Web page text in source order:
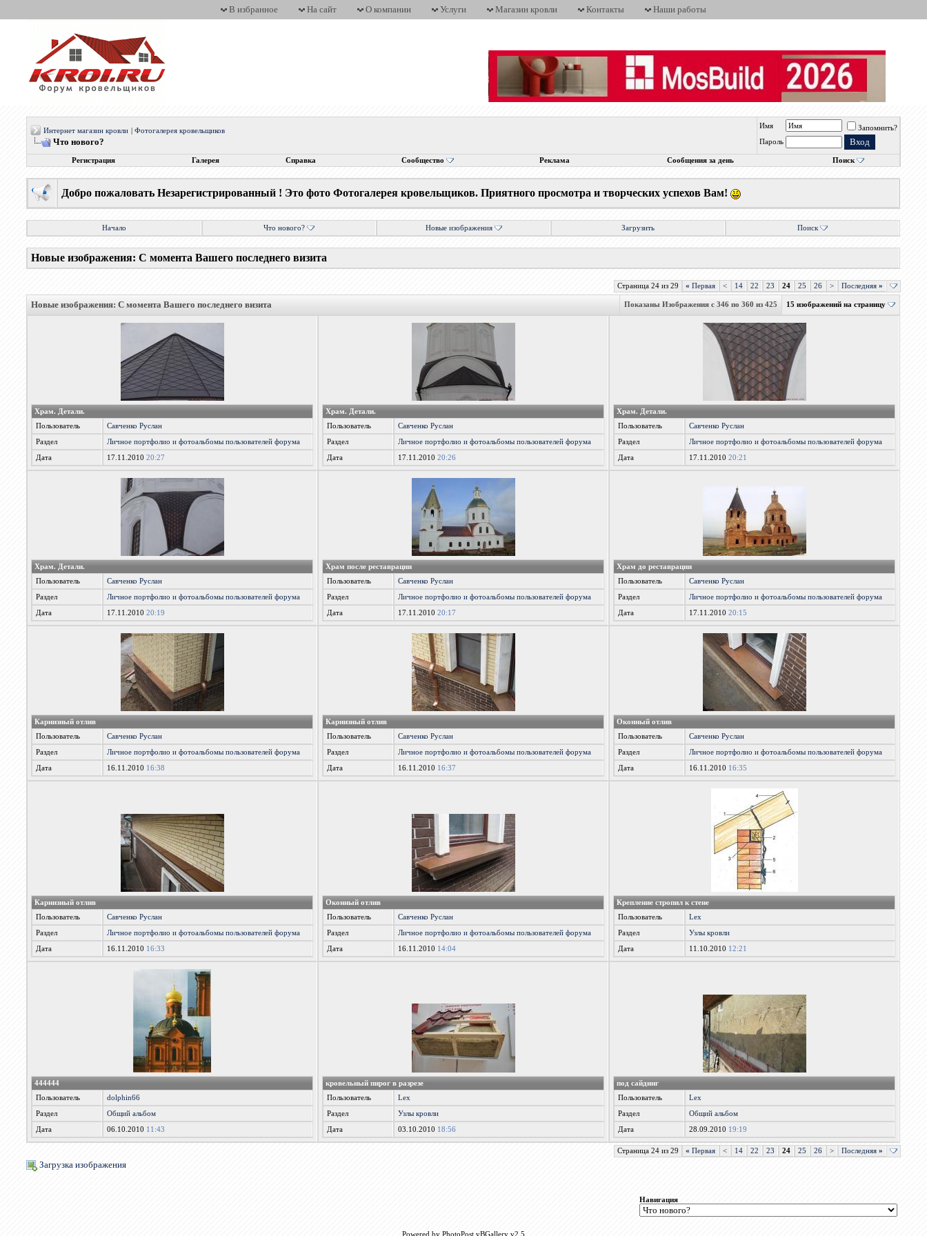
В избранное На сайт О компании Услуги Магазин кровли Контакты Наши работы
Интернет магазин кровли |Фотогалерея кровельщиков
Что нового?
Имя
Запомнить?
Пароль
Регистрация Галерея Справка Сообщество Реклама Сообщения за день Поиск
Добро пожаловать Незарегистрированный ! Это фото Фотогалерея кровельщиков. Приятного просмотра и творческих успехов Вам!
Начало Что нового? Новые изображения Загрузить Поиск
Новые изображения: С момента Вашего последнего визита
Страница 24 из 29 « Первая < 14 22 23 24 25 26 > Последняя »
Новые изображения: С момента Вашего последнего визита Показаны Изображения с 346 по 360 из 425 15 изображений на страницу
Храм. Детали.
Пользователь
Савченко Руслан
Раздел Личное портфолио и фотоальбомы пользователей форума
Дата 17.11.201020:27
Храм. Детали.
Пользователь
Савченко Руслан
Раздел Личное портфолио и фотоальбомы пользователей форума
Дата 17.11.201020:26
Храм. Детали.
Пользователь
Савченко Руслан
Раздел Личное портфолио и фотоальбомы пользователей форума
Дата 17.11.201020:21
Храм. Детали.
Пользователь
Савченко Руслан
Раздел Личное портфолио и фотоальбомы пользователей форума
Дата 17.11.201020:19
Храм после реставрации
Пользователь
Савченко Руслан
Раздел Личное портфолио и фотоальбомы пользователей форума
Дата 17.11.201020:17
Храм до реставрации
Пользователь
Савченко Руслан
Раздел Личное портфолио и фотоальбомы пользователей форума
Дата 17.11.201020:15
Карнизный отлив
Пользователь
Савченко Руслан
Раздел Личное портфолио и фотоальбомы пользователей форума
Дата 16.11.2010 16:38
Карнизный отлив
Пользователь
Савченко Руслан
Раздел Личное портфолио и фотоальбомы пользователей форума
Дата 16.11.2010 16:37
Оконный отлив
Пользователь
Савченко Руслан
Раздел Личное портфолио и фотоальбомы пользователей форума
Дата 16.11.2010 16:35
Карнизный отлив
Пользователь
Савченко Руслан
Раздел Личное портфолио и фотоальбомы пользователей форума
Дата 16.11.2010 16:33
Оконный отлив
Пользователь
Савченко Руслан
Раздел Личное портфолио и фотоальбомы пользователей форума
Дата 16.11.2010 14:04
Крепление стропил к стене
Пользователь
Lex
Раздел Узлы кровли
Дата 11.10.2010 12:21
444444
Пользователь
dolphin66
Раздел Общий альбом
Дата 06.10.2010 11:43
кровельный пирог в разрезе
Пользователь
Lex
Раздел Узлы кровли
Дата 03.10.2010 18:56
под сайдинг
Пользователь
Lex
Раздел Общий альбом
Дата 28.09.2010 19:19
Страница 24 из 29 « Первая < 14 22 23 24 25 26 > Последняя »
Загрузка изображения
Навигация
Powered by PhotoPost vBGallery v2.5